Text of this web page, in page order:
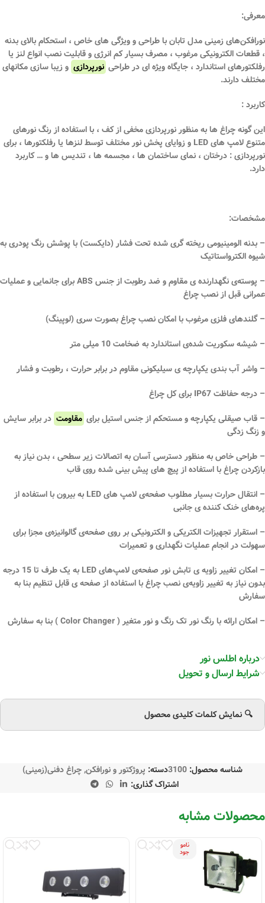
معرفی:
نورافکن‌های زمینی مدل تابان با طراحی و ویژگی های خاص ، استحکام بالای بدنه
، قطعات الکترونیکی مرغوب ، مصرف بسیار کم انرژی و قابلیت نصب انواع لنز یا
رفلکتورهای استاندارد ، جایگاه ویژه ای در طراحی نورپردازی و زیبا سازی مکانهای
مختلف دارند.
کاربرد :
این گونه چراغ ها به منظور نورپردازی مخفی از کف ، با استفاده از رنگ نورهای
متنوع لامپ های LED و زوایای پخش نور مختلف توسط لنزها یا رفلکتورها ، برای
نورپردازی : درختان ، نمای ساختمان ها ، مجسمه ها ، تندیس ها و … کاربرد
دارد.
مشخصات:
– بدنه الومینیومی ریخته گری شده تحت فشار (دایکست) با پوشش رنگ پودری به
شیوه الکترواستاتیک
– پوسته‌ی نگهدارنده ‌ی مقاوم و ضد رطوبت از جنس ABS برای جانمایی و عملیات
عمرانی قبل از نصب چراغ
– گلندهای فلزی مرغوب با امکان نصب چراغ بصورت سری (لوپینگ)
– شیشه سکوریت شده‌ی استاندارد به ضخامت 10 میلی متر
– واشر آب بندی یکپارچه ‌ی سیلیکونی مقاوم در برابر حرارت ، رطوبت و فشار
– درجه حفاظت IP67 برای کل چراغ
– قاب صیقلی یکپارچه و مستحکم از جنس استیل برای مقاومت در برابر سایش
و زنگ زدگی
– طراحی خاص به منظور دسترسی آسان به اتصالات زیر سطحی ، بدن نیاز به
بازکردن چراغ با استفاده از پیچ های پیش بینی شده روی قاب
– انتقال حرارت بسیار مطلوب صفحه‌ی لامپ های LED به بیرون با استفاده از
پره‌های خنک کننده ی جانبی
– استقرار تجهیزات الکتریکی و الکترونیکی بر روی صفحه‌ی گالوانیزه‌ی مجزا برای
سهولت در انجام عملیات نگهداری و تعمیرات
– امکان تغییر زاویه ‌ی تابش نور صفحه‌ی لامپ‌های LED به یک طرف تا 15 درجه
بدون نیاز به تغییر زاویه‌ی نصب چراغ با استفاده از صفحه ‌ی قابل تنظیم بنا به
سفارش
– امکان ارائه با رنگ نور تک رنگ و نور متغیر ( Color Changer ) بنا به سفارش
درباره اطلس نور
شرایط ارسال و تحویل
🔍 نمایش کلمات کلیدی محصول
شناسه محصول: 3100دسته: پروژکتور و نورافکن,چراغ دفنی(زمینی)
اشتراک گذاری:
محصولات مشابه
نامو
جود